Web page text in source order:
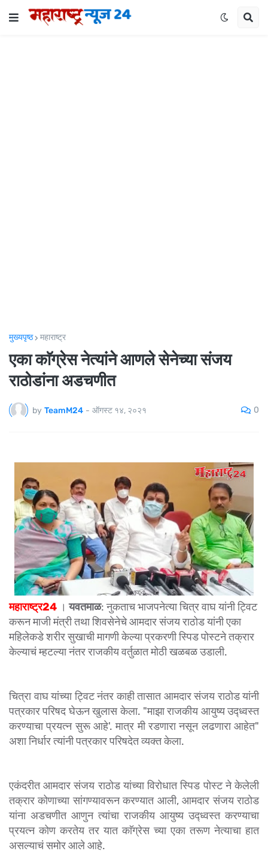
मुख्यपृष्ठ महाराष्ट्र
एका काॅग्रेस नेत्यांने आणले सेनेच्या संजय
राठोडांना अडचणीत
by TeamM24 - ऑगस्ट १४, २०२१ 0
महाराष्ट्र24 ।यवतमाळ: नुकताच भाजपनेत्या चित्र वाघ यांनी ट्विट
करून माजी मंत्री तथा शिवसेनेचे आमदार संजय राठोड यांनी एका
महिलेकडे शरीर सुखाची मागणी केल्या प्रकरणी स्पिड पोस्टने तक्रार
केल्याचं म्हटल्या नंतर राजकीय वर्तुळात मोठी खळबळ उडाली.
चित्रा वाघ यांच्या ट्विट नंतर काही तासात आमदार संजय राठोड यांनी
पत्रकार परिषद घेऊन खुलास केला. "माझा राजकीय आयुष्य उद्ध्वस्त
करण्याचा प्रयत्न सुरू आहे'. मात्र मी रडणारा नसून लढणारा आहेत"
अशा निर्धार त्यांनी पत्रकार परिषदेत व्यक्त केला.
एकंदरीत आमदार संजय राठोड यांच्या विरोधात स्पिड पोस्ट ने केलेली
तक्रार कोणाच्या सांगण्यावरून करण्यात आली, आमदार संजय राठोड
यांना अडचणीत आणुन त्यांचा राजकीय आयुष्य उद्ध्वस्त करण्याचा
प्रयत्न कोण करतेय तर यात काॅग्रेस च्या एका तरूण नेत्याचा हात
असल्याचं समोर आले आहे.